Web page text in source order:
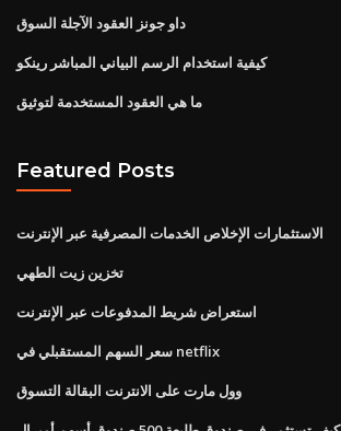
داو جونز العقود الآجلة السوق
كيفية استخدام الرسم البياني المباشر رينكو
ما هي العقود المستخدمة لتوثيق
Featured Posts
الاستثمارات الإخلاص الخدمات المصرفية عبر الإنترنت
تخزين زيت الطهي
استعراض شريط المدفوعات عبر الإنترنت
سعر السهم المستقبلي في netflix
وول مارت على الانترنت البقالة التسوق